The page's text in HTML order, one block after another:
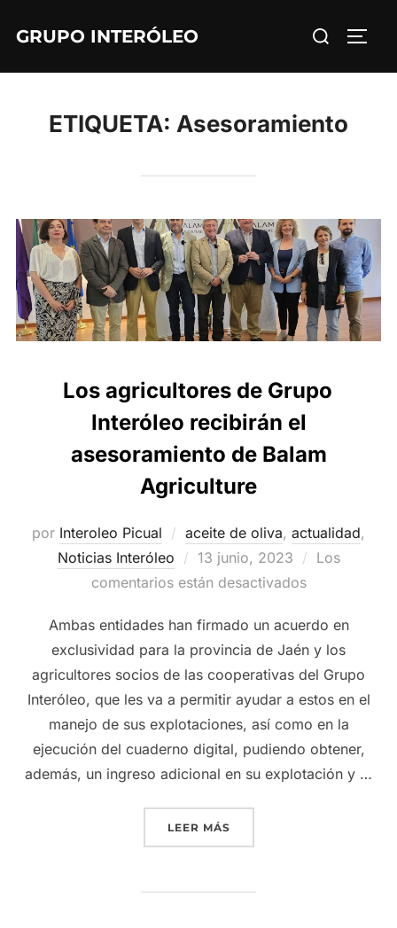
GRUPO INTERÓLEO Buscar:
ETIQUETA: Asesoramiento
Los agricultores de Grupo
Interóleo recibirán el
asesoramiento de Balam
Agriculture
por Interoleo Picual aceite de oliva, actualidad,
Noticias Interóleo
Publicado
el
13 junio, 2023
Los
comentarios están desactivados
Ambas entidades han firmado un acuerdo en
exclusividad para la provincia de Jaén y los
agricultores socios de las cooperativas del Grupo
Interóleo, que les va a permitir ayudar a estos en el
manejo de sus explotaciones, así como en la
ejecución del cuaderno digital, pudiendo obtener,
además, un ingreso adicional en su explotación y …
LEER MÁS«LOS AGRICULTORES DE